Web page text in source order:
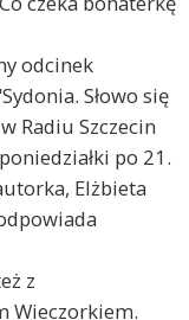
odcinek
Słowo się
Radiu Szczecin
po 21.
Elżbieta
z
Wieczorkiem.